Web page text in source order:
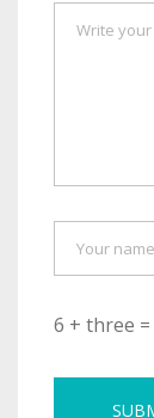
6 + three =